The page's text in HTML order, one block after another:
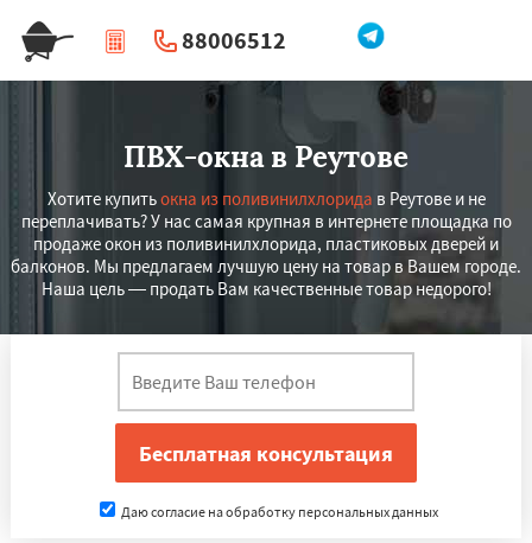
88006512
| Перезвоните мне
ПВХ-окна в Реутове
Хотите купитьокна из поливинилхлорида в Реутове и не
переплачивать? У нас самая крупная в интернете площадка по
продаже окон из поливинилхлорида, пластиковых дверей и
балконов. Мы предлагаем лучшую цену на товар в Вашем городе.
Наша цель — продать Вам качественные товар недорого!
Даю согласие на обработку персональных данных